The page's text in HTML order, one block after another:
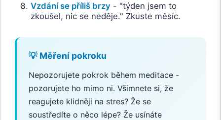
Vzdání se příliš brzy - "týden jsem to
zkoušel, nic se neděje." Zkuste měsíc.
💡 Měření pokroku
Nepozorujete pokrok během meditace -
pozorujete ho mimo ni. Všimnete si, že
reagujete klidněji na stres? Že se
soustředíte o něco lépe? Že usínáte